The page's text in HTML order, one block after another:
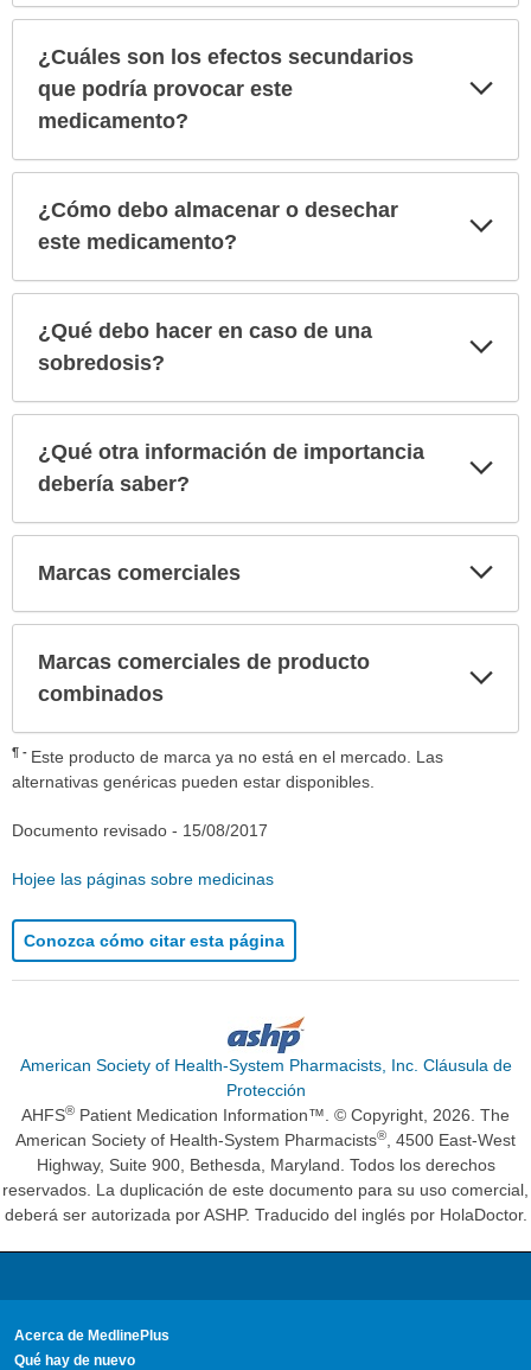
¿Cuáles son los efectos secundarios
que podría provocar este
medicamento?
¿Cómo debo almacenar o desechar
este medicamento?
¿Qué debo hacer en caso de una
sobredosis?
¿Qué otra información de importancia
debería saber?
Marcas comerciales
Marcas comerciales de producto
combinados
¶
Este producto de marca ya no está en el mercado. Las
alternativas genéricas pueden estar disponibles.
Documento revisado - 15/08/2017
Hojee las páginas sobre medicinas
Conozca cómo citar esta página
American Society of Health-System Pharmacists, Inc. Cláusula de
Protección
AHFS® Patient Medication Information™. © Copyright, 2026. The
American Society of Health-System Pharmacists®, 4500 East-West
Highway, Suite 900, Bethesda, Maryland. Todos los derechos
reservados. La duplicación de este documento para su uso comercial,
deberá ser autorizada por ASHP. Traducido del inglés por HolaDoctor.
Acerca de MedlinePlus
Qué hay de nuevo